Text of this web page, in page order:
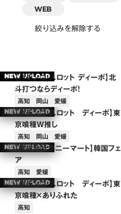
WEB
絞り込みを解除する
NEW UPLOAD
【パチンコ・スロット ディーボ】北
斗打つならディーボ！
高知 岡山 愛媛
NEW UPLOAD
【パチンコ・スロット ディーボ】東
京喰種W推し
高知 岡山 愛媛
NEW UPLOAD
【株式会社サニーマート】韓国フェ
ア
高知 愛媛
NEW UPLOAD
【パチンコ・スロット ディーボ】東
京喰種×ありふれた
高知